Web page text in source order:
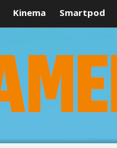
Kinema Smartpod